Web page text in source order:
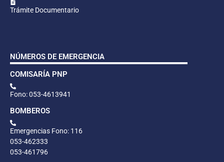
Trámite Documentario
NÚMEROS DE EMERGENCIA
COMISARÍA PNP
Fono: 053-4613941
BOMBEROS
Emergencias Fono: 116
053-462333
053-461796